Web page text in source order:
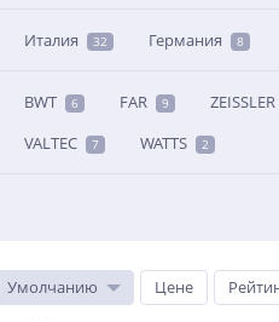
Италия 32 Германия 8
BWT 6 FAR 9 ZEISSLER
VALTEC 7 WATTS 2
Умолчанию Цене